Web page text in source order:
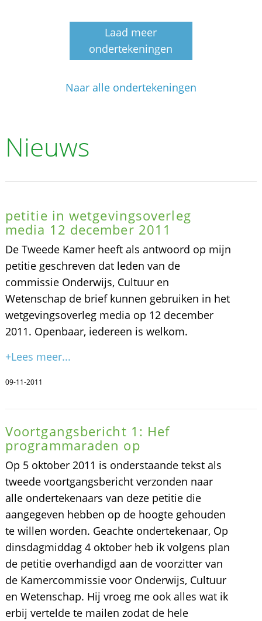
Laad meer
ondertekeningen
Naar alle ondertekeningen
Nieuws
petitie in wetgevingsoverleg
media 12 december 2011
De Tweede Kamer heeft als antwoord op mijn
petitie geschreven dat leden van de
commissie Onderwijs, Cultuur en
Wetenschap de brief kunnen gebruiken in het
wetgevingsoverleg media op 12 december
2011. Openbaar, iedereen is welkom.
+Lees meer...
09-11-2011
Voortgangsbericht 1: Hef
programmaraden op
Op 5 oktober 2011 is onderstaande tekst als
tweede voortgangsbericht verzonden naar
alle ondertekenaars van deze petitie die
aangegeven hebben op de hoogte gehouden
te willen worden. Geachte ondertekenaar, Op
dinsdagmiddag 4 oktober heb ik volgens plan
de petitie overhandigd aan de voorzitter van
de Kamercommissie voor Onderwijs, Cultuur
en Wetenschap. Hij vroeg me ook alles wat ik
erbij vertelde te mailen zodat de hele